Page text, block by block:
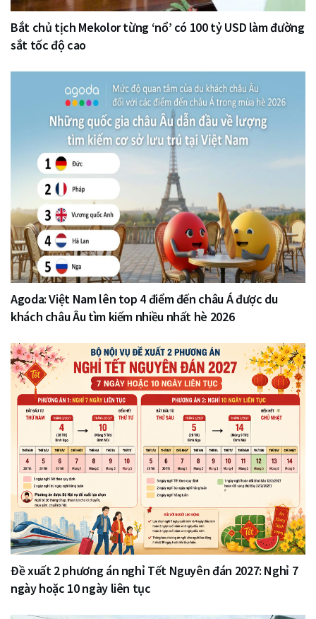
Bắt chủ tịch Mekolor từng ‘nổ’ có 100 tỷ USD làm đường
sắt tốc độ cao
Agoda: Việt Nam lên top 4 điểm đến châu Á được du
khách châu Âu tìm kiếm nhiều nhất hè 2026
Đề xuất 2 phương án nghỉ Tết Nguyên đán 2027: Nghỉ 7
ngày hoặc 10 ngày liên tục